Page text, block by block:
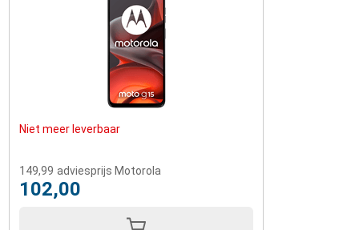
Niet meer leverbaar
149,99 adviesprijs Motorola
102,00